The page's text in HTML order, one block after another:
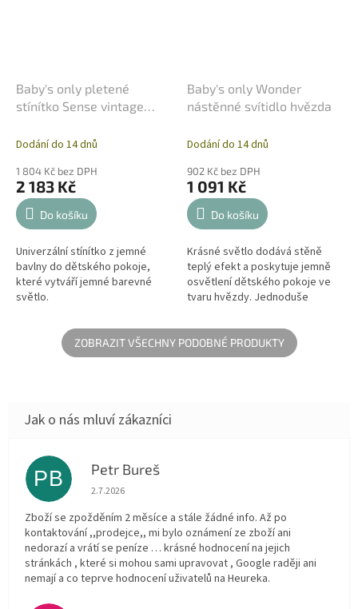
Baby's only pletené
stínítko Sense vintage
Dodání do 14 dnů
1 804 Kč bez DPH
2 183 Kč
Do košíku
Univerzální stínítko z jemné
bavlny do dětského pokoje,
které vytváří jemné barevné
světlo.
Baby's only Wonder
nástěnné svítidlo hvězda
Dodání do 14 dnů
902 Kč bez DPH
1 091 Kč
Do košíku
Krásné světlo dodává stěně
teplý efekt a poskytuje jemně
osvětlení dětského pokoje ve
tvaru hvězdy. Jednoduše
nástěnné svítidlo na zeď a
žasněte nad...
ZOBRAZIT VŠECHNY PODOBNÉ PRODUKTY
PB Petr Bureš
Hodnocení obchodu je 1 z 5 hvězdiček.
2.7.2026
Zboží se zpožděním 2 měsíce a stále žádné info. Až po
kontaktování ,,prodejce,, mi bylo oznámení ze zboží ani
nedorazí a vrátí se peníze … krásné hodnocení na jejich
stránkách , které si mohou sami upravovat , Google raději ani
nemají a co teprve hodnocení uživatelů na Heureka.